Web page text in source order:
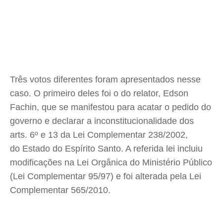
Três votos diferentes foram apresentados nesse
caso. O primeiro deles foi o do relator, Edson
Fachin, que se manifestou para acatar o pedido do
governo e declarar a inconstitucionalidade dos
arts. 6º e 13 da Lei Complementar 238/2002,
do Estado do Espírito Santo. A referida lei incluiu
modificações na Lei Orgânica do Ministério Público
(Lei Complementar 95/97) e foi alterada pela Lei
Complementar 565/2010.